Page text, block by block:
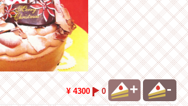
¥ 4300 0 + -